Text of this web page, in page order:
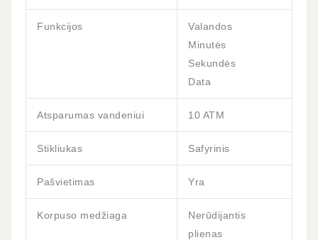
Funkcijos
Valandos
Minutės
Sekundės
Data
Atsparumas vandeniui 10 ATM
Stikliukas Safyrinis
Pašvietimas Yra
Korpuso medžiaga
Nerūdijantis
plienas